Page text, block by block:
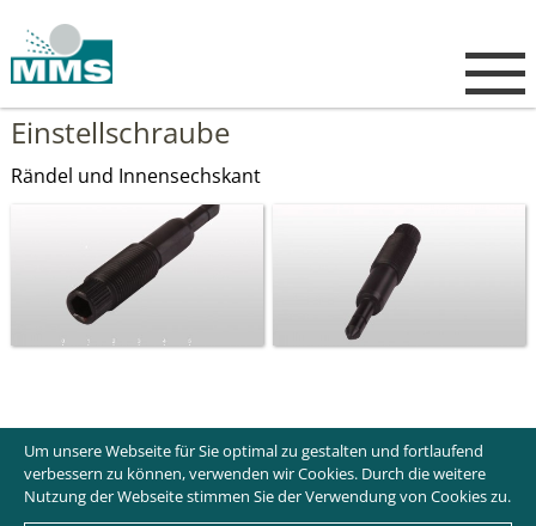
Einstellschraube
Rändel und Innensechskant
Um unsere Webseite für Sie optimal zu gestalten und fortlaufend
verbessern zu können, verwenden wir Cookies. Durch die weitere
Nutzung der Webseite stimmen Sie der Verwendung von Cookies zu.